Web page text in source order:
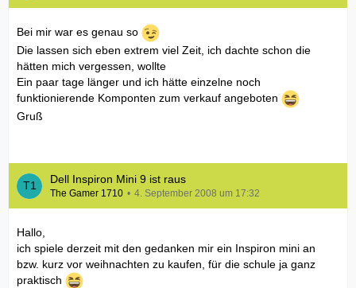
Bei mir war es genau so
Die lassen sich eben extrem viel Zeit, ich dachte schon die
hätten mich vergessen, wollte
Ein paar tage länger und ich hätte einzelne noch
funktionierende Komponten zum verkauf angeboten
Gruß
Dell Inspiron Mini 9 ist raus
The Gamer 1710 4. September 2008 um 17:32
Hallo,
ich spiele derzeit mit den gedanken mir ein Inspiron mini an
bzw. kurz vor weihnachten zu kaufen, für die schule ja ganz
praktisch